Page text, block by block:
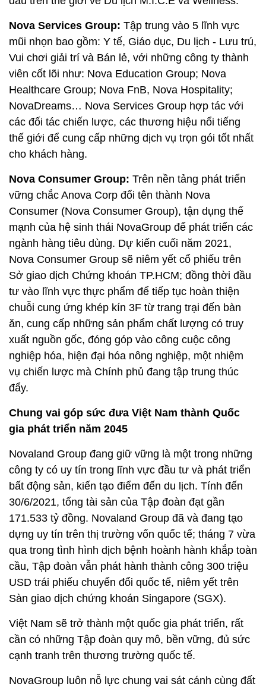
Nova Services Group: Tập trung vào 5 lĩnh vực
mũi nhọn bao gồm: Y tế, Giáo dục, Du lịch - Lưu trú,
Vui chơi giải trí và Bán lẻ, với những công ty thành
viên cốt lõi như: Nova Education Group; Nova
Healthcare Group; Nova FnB, Nova Hospitality;
NovaDreams… Nova Services Group hợp tác với
các đối tác chiến lược, các thương hiệu nổi tiếng
thế giới để cung cấp những dịch vụ trọn gói tốt nhất
cho khách hàng.
Nova Consumer Group: Trên nền tảng phát triển
vững chắc Anova Corp đổi tên thành Nova
Consumer (Nova Consumer Group), tận dụng thế
mạnh của hệ sinh thái NovaGroup để phát triển các
ngành hàng tiêu dùng. Dự kiến cuối năm 2021,
Nova Consumer Group sẽ niêm yết cổ phiếu trên
Sở giao dịch Chứng khoán TP.HCM; đồng thời đầu
tư vào lĩnh vực thực phẩm để tiếp tục hoàn thiện
chuỗi cung ứng khép kín 3F từ trang trại đến bàn
ăn, cung cấp những sản phẩm chất lượng có truy
xuất nguồn gốc, đóng góp vào công cuộc công
nghiệp hóa, hiện đại hóa nông nghiệp, một nhiệm
vụ chiến lược mà Chính phủ đang tập trung thúc
đẩy.
Chung vai góp sức đưa Việt Nam thành Quốc
gia phát triển năm 2045
Novaland Group đang giữ vững là một trong những
công ty có uy tín trong lĩnh vực đầu tư và phát triển
bất động sản, kiến tạo điểm đến du lịch. Tính đến
30/6/2021, tổng tài sản của Tập đoàn đạt gần
171.533 tỷ đồng. Novaland Group đã và đang tạo
dựng uy tín trên thị trường vốn quốc tế; tháng 7 vừa
qua trong tình hình dịch bệnh hoành hành khắp toàn
cầu, Tập đoàn vẫn phát hành thành công 300 triệu
USD trái phiếu chuyển đổi quốc tế, niêm yết trên
Sàn giao dịch chứng khoán Singapore (SGX).
Việt Nam sẽ trở thành một quốc gia phát triển, rất
cần có những Tập đoàn quy mô, bền vững, đủ sức
cạnh tranh trên thương trường quốc tế.
NovaGroup luôn nỗ lực chung vai sát cánh cùng đất